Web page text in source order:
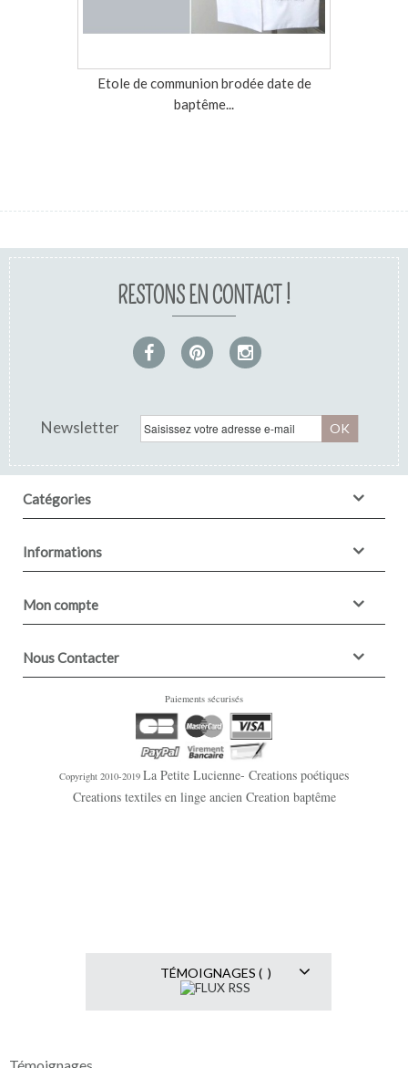
Etole de communion brodée date de
baptême...
gris...
RESTONS EN CONTACT !
Newsletter OK
Catégories
Informations
Mon compte
Nous Contacter
Paiements sécurisés
Copyright 2010-2019 La Petite Lucienne- Creations poétiques
Creations textiles en linge ancien Creation baptême
TÉMOIGNAGES ( )